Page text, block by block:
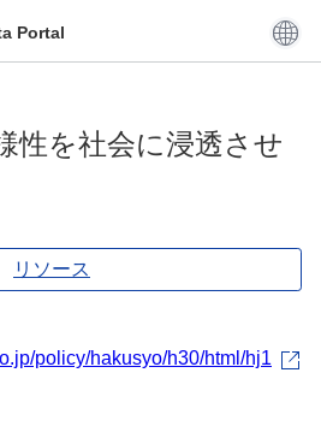
Portal
を社会に浸透させ
リソース
policy/hakusyo/h30/html/hj1